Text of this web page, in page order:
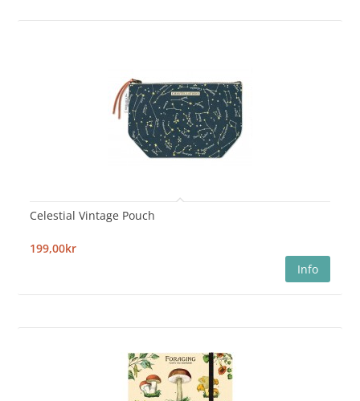
Celestial Vintage Pouch
199,00kr